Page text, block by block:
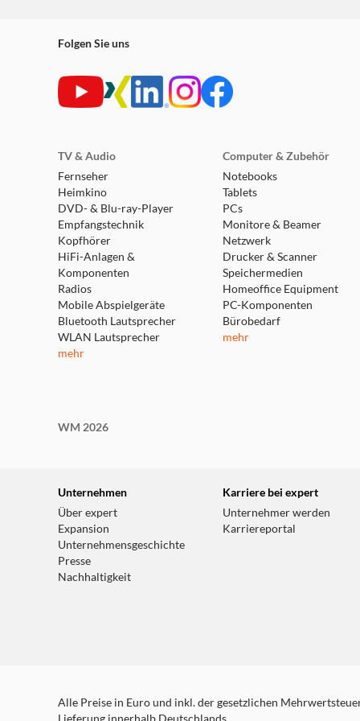
Folgen Sie uns
TV & Audio
Fernseher
Heimkino
DVD- & Blu-ray-Player
Empfangstechnik
Kopfhörer
HiFi-Anlagen &
Komponenten
Radios
Mobile Abspielgeräte
Bluetooth Lautsprecher
WLAN Lautsprecher
mehr
Computer & Zubehör
Notebooks
Tablets
PCs
Monitore & Beamer
Netzwerk
Drucker & Scanner
Speichermedien
Homeoffice Equipment
PC-Komponenten
Bürobedarf
mehr
WM 2026
Unternehmen
Über expert
Expansion
Unternehmensgeschichte
Presse
Nachhaltigkeit
Karriere bei expert
Unternehmer werden
Karriereportal
Alle Preise in Euro und inkl. der gesetzlichen
Lieferung innerhalb Deutschlands.